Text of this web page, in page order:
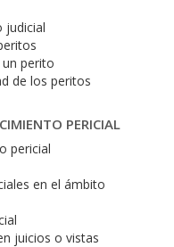
judicial
perito
de los peritos
PERICIAL
pericial
en el ámbito
juicios o vistas